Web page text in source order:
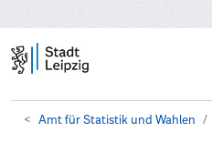
Amt für Statistik und Wahlen